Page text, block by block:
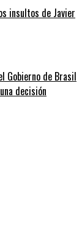
insultos de Javier
Gobierno de Brasil
decisión